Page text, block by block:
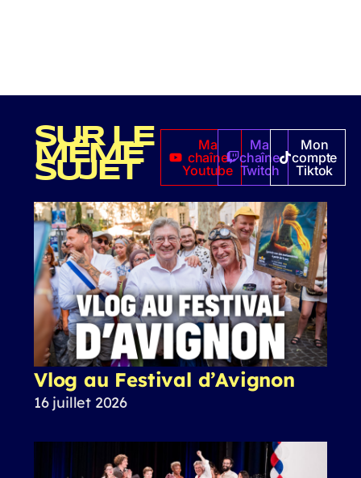
SUR LE
MÊME
SUJET
Ma
chaîne
Youtube
Ma
chaîne
Twitch
Mon
compte
Tiktok
Vlog au Festival d’Avignon
16 juillet 2026